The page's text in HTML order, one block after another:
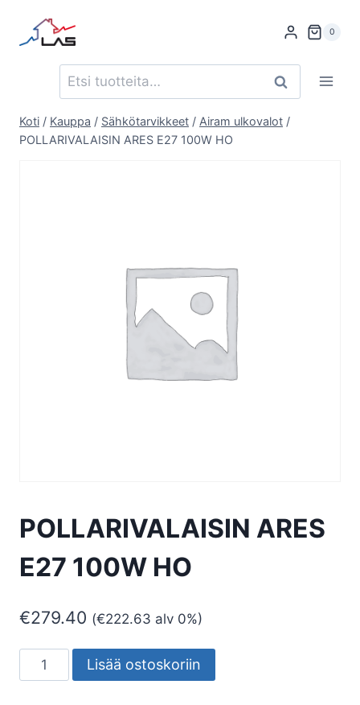
sisältöön
0
Etsi: Haku
Koti / Kauppa / Sähkötarvikkeet / Airam ulkovalot /
POLLARIVALAISIN ARES E27 100W HO
POLLARIVALAISIN ARES
E27 100W HO
€279.40 (€222.63 alv 0%)
POLLARIVALAISIN
ARES
Lisää ostoskoriin